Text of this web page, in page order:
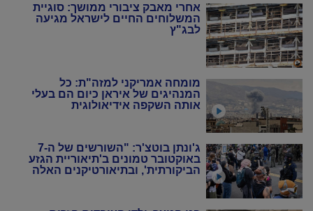
אחרי מאבק ציבורי ממושך: סוגיית
המשלוחים החיים לישראל מגיעה
לבג"ץ
מומחה אמריקני למזה"ת: כל
המנהיגים של איראן כיום הם בעלי
אותה השקפה אידיאולוגית
ג'ונתן בוטצ'ר: "השורשים של ה-7
באוקטובר טמונים ב'תיאוריית הגזע
הביקורתית', ובתיאורטיקנים האלה